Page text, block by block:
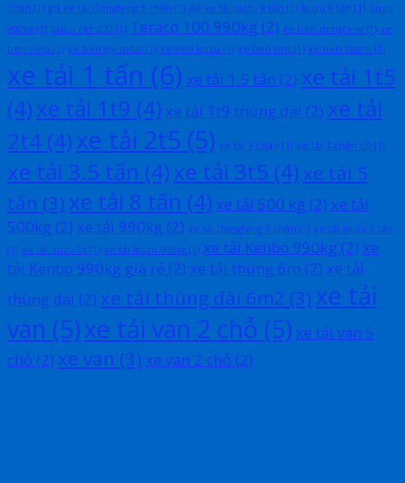
chân (1) giá xe tải Dongfeng 3 chân (1) giá xe tải Isuzu 9 tấn (1) Isuzu 9 tấn (1) Isuzu
900kg (1) Isuzu qkr 270 (1) Teraco 100 990kg (2) xe ben dongfeng (1) xe
ben hino (1) xe ben Hyundai (1) xe ben Isuzu (1) xe ben tmt (1) xe ben Veam (1)
xe tải 1 tấn (6) xe tải 1.5 tấn (2) xe tải 1t5
(4)xe tải 1t9 (4) xe tải 1t9 thùng dài (2) xe tải
2t4 (4)xe tải 2t5 (5) xe tải 3 chân (1) xe tải 3 chân cũ (1)
xe tải 3.5 tấn (4)xe tải 3t5 (4) xe tải 5
tấn (3) xe tải 8 tấn (4) xe tải 500 kg (2) xe tải
500kg (2) xe tải 990kg (2) xe tải Dongfeng 3 chân (1) xe tải Isuzu 9 tấn
(1) xe tải Isuzu 9t (1) xe tải Isuzu 900kg (1) xe tải Kenbo 990kg (2) xe
tải Kenbo 990kg giá rẻ (2) xe tải thùng 6m (2) xe tải
thùng dài (2) xe tải thùng dài 6m2 (3) xe tải
van (5)xe tải van 2 chỗ (5) xe tải van 5
chỗ (2) xe van (3) xe van 2 chỗ (2)